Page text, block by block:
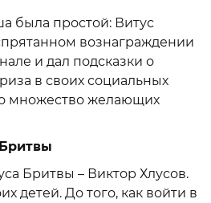
была простой: Витус
вознаграждении
и дал подсказки о
в своих социальных
множество желающих
Бритвы – Виктор Хлусов.
детей. До того, как войти в